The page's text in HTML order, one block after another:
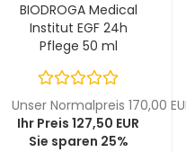
BIODROGA Medical
Institut EGF 24h
Pflege 50 ml
Unser Normalpreis 170,00
Ihr Preis 127,50 EUR
Sie sparen 25%